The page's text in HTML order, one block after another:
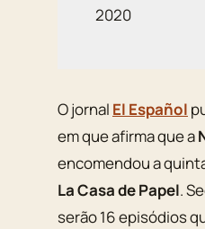
2020
O jornal El Español
em que afirma que a
encomendou a
La Casa de Papel.
serão 16 episódios